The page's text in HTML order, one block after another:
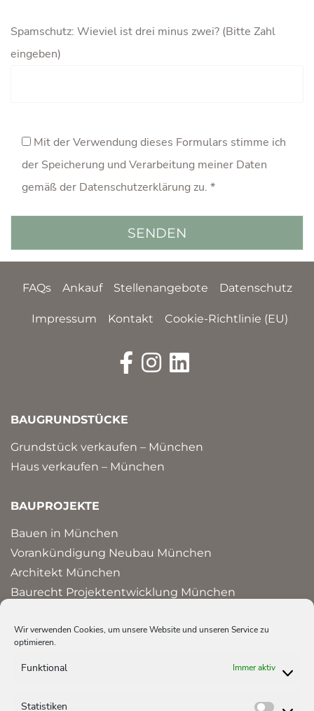
Wir verwenden Cookies, um unsere Website und unseren Service zu
optimieren.
Funktional Immer aktiv
Statistiken
Spamschutz: Wieviel ist drei minus zwei? (Bitte Zahl
eingeben)
Mit der Verwendung dieses Formulars stimme ich
der Speicherung und Verarbeitung meiner Daten
gemäß der Datenschutzerklärung zu. *
FAQs Ankauf Stellenangebote Datenschutz
Impressum Kontakt Cookie-Richtlinie (EU)
BAUGRUNDSTÜCKE
Grundstück verkaufen – München
Haus verkaufen – München
BAUPROJEKTE
Bauen in München
Vorankündigung Neubau München
Architekt München
Baurecht Projektentwicklung München
HAUS ERBEN